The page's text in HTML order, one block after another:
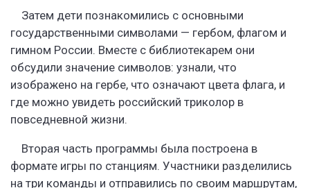
Затем дети познакомились с основными
государственными символами — гербом, флагом и
гимном России. Вместе с библиотекарем они
обсудили значение символов: узнали, что
изображено на гербе, что означают цвета флага, и
где можно увидеть российский триколор в
повседневной жизни.
Вторая часть программы была построена в
формате игры по станциям. Участники разделились
на три команды и отправились по своим маршрутам,